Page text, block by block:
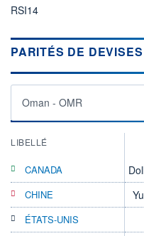
RSI14
PARITÉS DE DEVISES
Oman - OMR
LIBELLÉ
CANADA
CHINE
ÉTATS-UNIS